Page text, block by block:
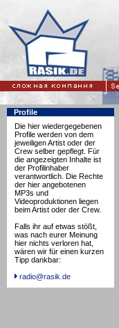
Profile
Die hier wiedergegebenen
Profile werden von dem
jeweiligen Artist oder der
Crew selber gepflegt. Für
die angezeigten Inhalte ist
der Profilinhaber
verantwortlich. Die Rechte
der hier angebotenen
MP3s und
Videoproduktionen liegen
beim Artist oder der Crew.
Falls ihr auf etwas stößt,
was nach eurer Meinung
hier nichts verloren hat,
wären wir für einen kurzen
Tipp dankbar:
radio@rasik.de